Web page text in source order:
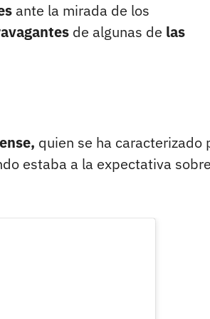
ante la mirada de los
de algunas de las
quien se ha caracterizado
estaba a la expectativa